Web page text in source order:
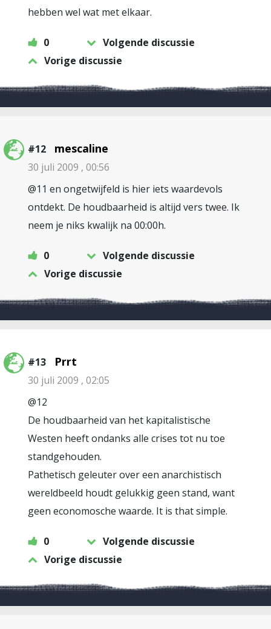
hebben wel wat met elkaar.
0
Volgende discussie
Vorige discussie
#12 mescaline
30 juli 2009 , 00:56
@11 en ongetwijfeld is hier iets waardevols
ontdekt. De houdbaarheid is altijd vers twee. Ik
neem je niks kwalijk na 00:00h.
0
Volgende discussie
Vorige discussie
#13 Prrt
30 juli 2009 , 02:05
@12
De houdbaarheid van het kapitalistische
Westen heeft ondanks alle crises tot nu toe
standgehouden.
Pathetisch geleuter over een anarchistisch
wereldbeeld houdt gelukkig geen stand, want
geen economosche waarde. It is that simple.
0
Volgende discussie
Vorige discussie